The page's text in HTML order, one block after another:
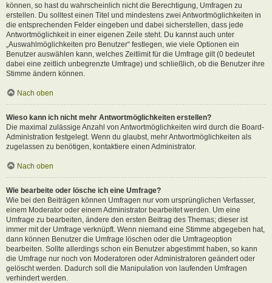
können, so hast du wahrscheinlich nicht die Berechtigung, Umfragen zu
erstellen. Du solltest einen Titel und mindestens zwei Antwortmöglichkeiten in
die entsprechenden Felder eingeben und dabei sicherstellen, dass jede
Antwortmöglichkeit in einer eigenen Zeile steht. Du kannst auch unter
„Auswahlmöglichkeiten pro Benutzer“ festlegen, wie viele Optionen ein
Benutzer auswählen kann, welches Zeitlimit für die Umfrage gilt (0 bedeutet
dabei eine zeitlich unbegrenzte Umfrage) und schließlich, ob die Benutzer ihre
Stimme ändern können.
Nach oben
Wieso kann ich nicht mehr Antwortmöglichkeiten erstellen?
Die maximal zulässige Anzahl von Antwortmöglichkeiten wird durch die Board-
Administration festgelegt. Wenn du glaubst, mehr Antwortmöglichkeiten als
zugelassen zu benötigen, kontaktiere einen Administrator.
Nach oben
Wie bearbeite oder lösche ich eine Umfrage?
Wie bei den Beiträgen können Umfragen nur vom ursprünglichen Verfasser,
einem Moderator oder einem Administrator bearbeitet werden. Um eine
Umfrage zu bearbeiten, ändere den ersten Beitrag des Themas; dieser ist
immer mit der Umfrage verknüpft. Wenn niemand eine Stimme abgegeben hat,
dann können Benutzer die Umfrage löschen oder die Umfrageoption
bearbeiten. Sollte allerdings schon ein Benutzer abgestimmt haben, so kann
die Umfrage nur noch von Moderatoren oder Administratoren geändert oder
gelöscht werden. Dadurch soll die Manipulation von laufenden Umfragen
verhindert werden.